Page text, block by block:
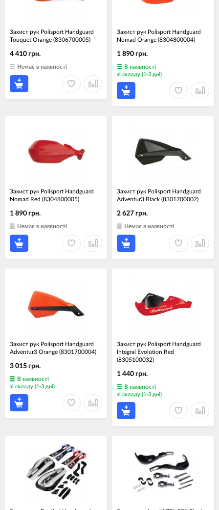
Захист рук Polisport Handguard
Touquet Orange (8306700005)
4 410 грн.
Немає в наявності
Захист рук Polisport Handguard
Nomad Orange (8304800004)
1 890 грн.
В наявності
зі складу (1-3 дні)
Захист рук Polisport Handguard
Nomad Red (8304800005)
1 890 грн.
Немає в наявності
Захист рук Polisport Handguard
Adventur3 Black (8301700002)
2 627 грн.
Немає в наявності
Захист рук Polisport Handguard
Adventur3 Orange (8301700004)
3 015 грн.
В наявності
зі складу (1-3 дні)
Захист рук Polisport Handguard
Integral Evolution Red
(8305100032)
1 440 грн.
В наявності
зі складу (1-3 дні)